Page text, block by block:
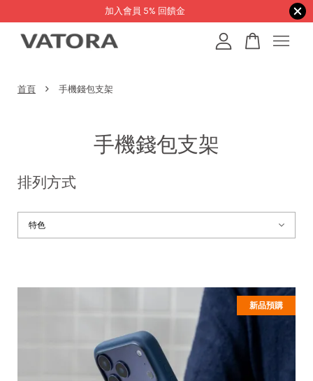
加入會員 5% 回饋金
首頁 › 手機錢包支架
手機錢包支架
排列方式
新品預購